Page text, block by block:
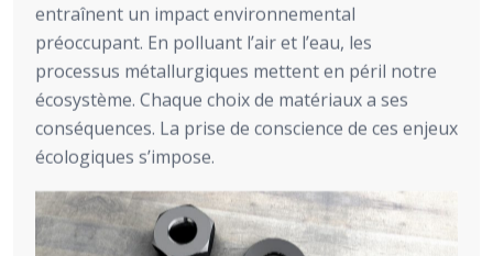
entraînent un impact environnemental
préoccupant. En polluant l’air et l’eau, les
processus métallurgiques mettent en péril notre
écosystème. Chaque choix de matériaux a ses
conséquences. La prise de conscience de ces enjeux
écologiques s’impose.